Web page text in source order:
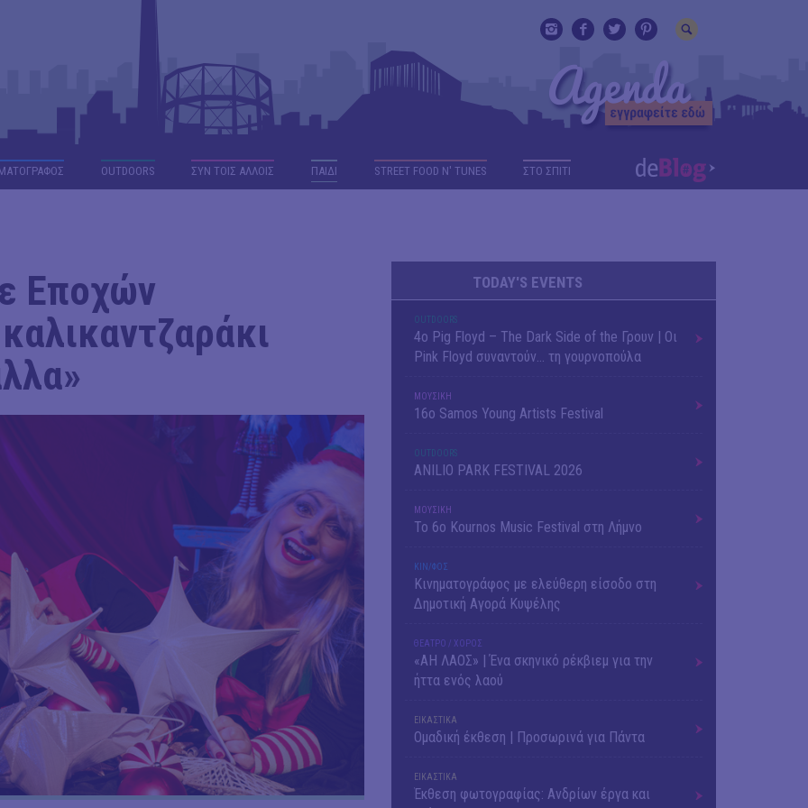
OUTDΟORS ΣΥΝ ΤΟΙΣ ΑΛΛΟΙΣ ΠΑΙΔΙ STREET FOOD N' TUNES ΣΤΟ ΣΠΙΤΙ
Εποχών
TODAY'S EVENTS
OUTDΟORS
4ο Pig Floyd – The Dark Side of the Γρουν | Οι
Pink Floyd συναντούν… τη γουρνοπούλα
ΜΟΥΣΙΚΗ
16o Samos Young Artists Festival
OUTDΟORS
ANILIO PARK FESTIVAL 2026
ΜΟΥΣΙΚΗ
Το 6ο Kournos Music Festival στη Λήμνο
ΚΙΝ/ΦΟΣ
Κινηματογράφος με ελεύθερη είσοδο στη
Δημοτική Αγορά Κυψέλης
ΘΕΑΤΡΟ / ΧΟΡΟΣ
«ΑΗ ΛΑΟΣ» | Ένα σκηνικό ρέκβιεμ για την
ήττα ενός λαού
ΕΙΚΑΣΤΙΚΑ
Ομαδική έκθεση | Προσωρινά για Πάντα
ΕΙΚΑΣΤΙΚΑ
Έκθεση φωτογραφίας: Ανδρίων έργα και